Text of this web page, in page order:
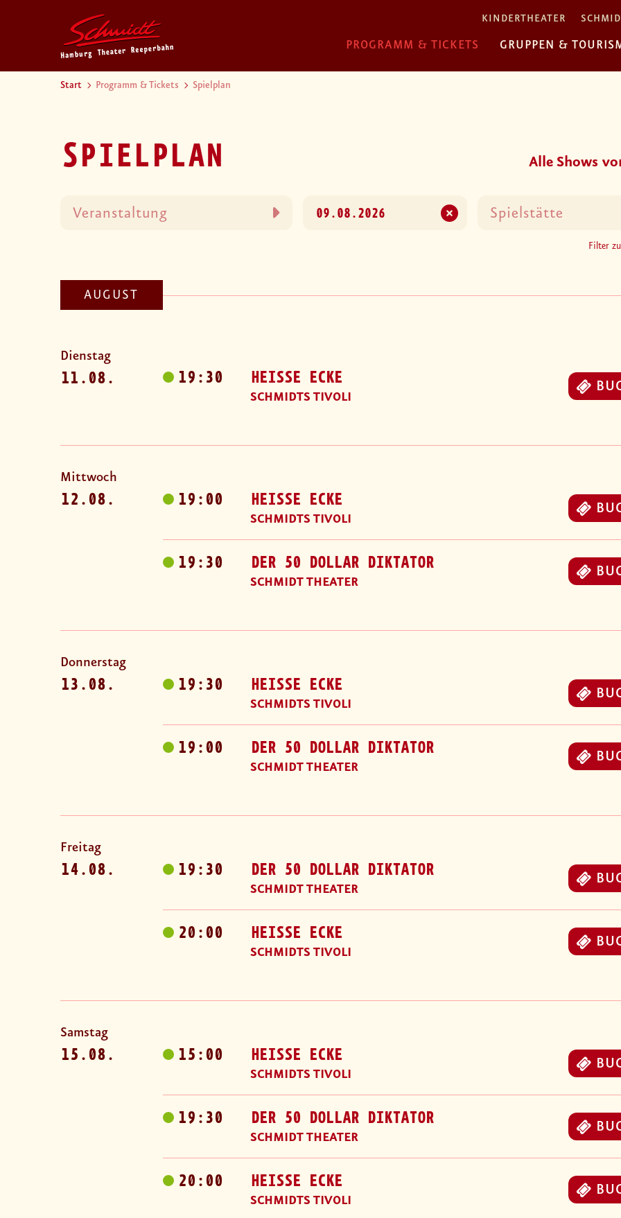
KINDERTHEATER
PROGRAMM & TICKETS GRUPPEN &
Start Programm & Tickets Spielplan
SPIELPLAN Alle Shows
Filter
AUGUST
Dienstag
11.08. 19:30 HEISSE ECKE
SCHMIDTS TIVOLI
Mittwoch
12.08. 19:00 HEISSE ECKE
SCHMIDTS TIVOLI
19:30 DER 50 DOLLAR DIKTATOR
SCHMIDT THEATER
Donnerstag
13.08. 19:30 HEISSE ECKE
SCHMIDTS TIVOLI
19:00 DER 50 DOLLAR DIKTATOR
SCHMIDT THEATER
Freitag
14.08. 19:30 DER 50 DOLLAR DIKTATOR
SCHMIDT THEATER
20:00 HEISSE ECKE
SCHMIDTS TIVOLI
Samstag
15.08. 15:00 HEISSE ECKE
SCHMIDTS TIVOLI
19:30 DER 50 DOLLAR DIKTATOR
SCHMIDT THEATER
20:00 HEISSE ECKE
SCHMIDTS TIVOLI